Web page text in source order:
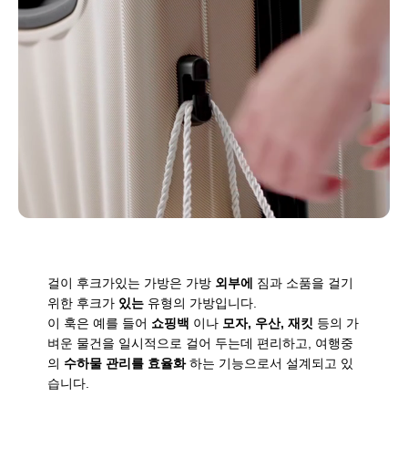
걸이 후크가있는 가방은 가방 외부에 짐과 소품을 걸기
위한 후크가 있는 유형의 가방입니다.
이 훅은 예를 들어 쇼핑백 이나 모자, 우산, 재킷 등의 가
벼운 물건을 일시적으로 걸어 두는데 편리하고, 여행중
의 수하물 관리를 효율화하는 기능으로서 설계되고 있
습니다.